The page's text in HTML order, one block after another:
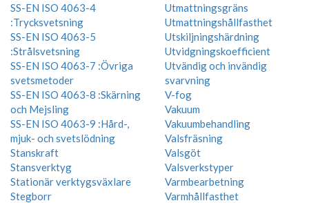
SS-EN ISO 4063-4
:Trycksvetsning
SS-EN ISO 4063-5
:Strålsvetsning
SS-EN ISO 4063-7 :Övriga
svetsmetoder
SS-EN ISO 4063-8 :Skärning
och Mejsling
SS-EN ISO 4063-9 :Hård-,
mjuk- och svetslödning
Stanskraft
Stansverktyg
Stationär verktygsväxlare
Stegborr
Utmattningsgräns
Utmattningshållfasthet
Utskiljningshärdning
Utvidgningskoefficient
Utvändig och invändig
svarvning
V-fog
Vakuum
Vakuumbehandling
Valsfräsning
Valsgöt
Valsverkstyper
Varmbearbetning
Varmhållfasthet